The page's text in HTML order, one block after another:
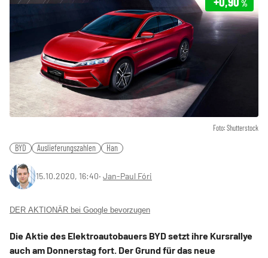
Foto: Shutterstock
%
BYD Auslieferungszahlen Han
15.10.2020, 16:40‧ Jan-Paul Fóri
DER AKTIONÄR bei Google bevorzugen
Die Aktie des Elektroautobauers BYD setzt ihre Kursrallye
auch am Donnerstag fort. Der Grund für das neue